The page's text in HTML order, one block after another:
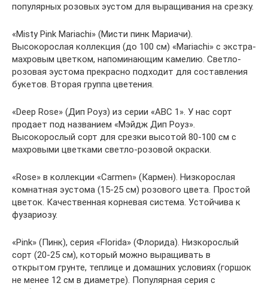
популярных розовых эустом для выращивания на срезку.
«Misty Pink Mariachi» (Мисти пинк Мариачи).
Высокорослая коллекция (до 100 см) «Mariachi» с экстра-
махровым цветком, напоминающим камелию. Светло-
розовая эустома прекрасно подходит для составления
букетов. Вторая группа цветения.
«Deep Rose» (Дип Роуз) из серии «ABC 1». У нас сорт
продает под названием «Мэйдж Дип Роуз».
Высокорослый сорт для срезки высотой 80-100 см с
махровыми цветками светло-розовой окраски.
«Rose» в коллекции «Carmen» (Кармен). Низкорослая
комнатная эустома (15-25 см) розового цвета. Простой
цветок. Качественная корневая система. Устойчива к
фузариозу.
«Pink» (Пинк), серия «Florida» (Флорида). Низкорослый
сорт (20-25 см), который можно выращивать в
открытом грунте, теплице и домашних условиях (горшок
не менее 12 см в диаметре). Популярная серия с